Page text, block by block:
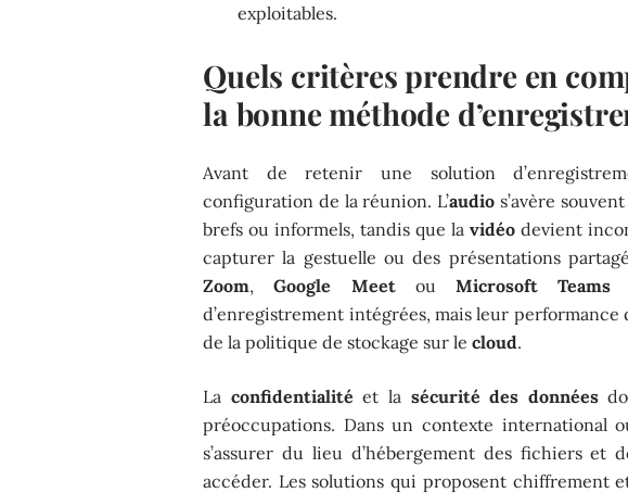
exploitables.
Quels critères prendre en
la bonne méthode
Avant de retenir une solution
configuration de la réunion. L’audio s’avère
brefs ou informels, tandis que la vidéo devient
capturer la gestuelle ou des présentations
Zoom,Google MeetouMicrosoft Teams
d’enregistrement intégrées, mais leur
de la politique de stockage sur lecloud.
La confidentialité et la sécurité des données
préoccupations. Dans un contexte international
s’assurer du lieu d’hébergement des fichiers et
accéder. Les solutions qui proposent chiffrement